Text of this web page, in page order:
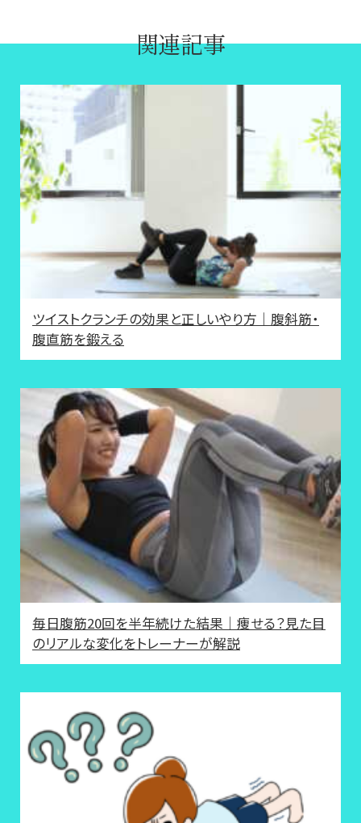
関連記事
ツイストクランチの効果と正しいやり方｜腹斜筋・
腹直筋を鍛える
毎日腹筋20回を半年続けた結果｜痩せる？見た目
のリアルな変化をトレーナーが解説